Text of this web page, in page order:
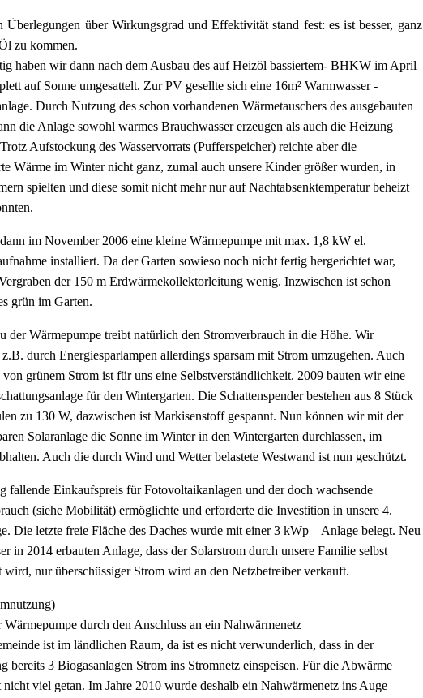
Überlegungen über Wirkungsgrad und Effektivität stand fest: es ist besser, ganz
zu kommen.
haben wir dann nach dem Ausbau des auf Heizöl bassiertem- BHKW im April
auf Sonne umgesattelt. Zur PV gesellte sich eine 16m² Warmwasser -
Durch Nutzung des schon vorhandenen Wärmetauschers des ausgebauten
die Anlage sowohl warmes Brauchwasser erzeugen als auch die Heizung
Aufstockung des Wasservorrats (Pufferspeicher) reichte aber die
Wärme im Winter nicht ganz, zumal auch unsere Kinder größer wurden, in
spielten und diese somit nicht mehr nur auf Nachtabsenktemperatur beheizt
im November 2006 eine kleine Wärmepumpe mit max. 1,8 kW el.
installiert. Da der Garten sowieso noch nicht fertig hergerichtet war,
der 150 m Erdwärmekollektorleitung wenig. Inzwischen ist schon
grün im Garten.
der Wärmepumpe treibt natürlich den Stromverbrauch in die Höhe. Wir
durch Energiesparlampen allerdings sparsam mit Strom umzugehen. Auch
grünem Strom ist für uns eine Selbstverständlichkeit. 2009 bauten wir eine
für den Wintergarten. Die Schattenspender bestehen aus 8 Stück
zu 130 W, dazwischen ist Markisenstoff gespannt. Nun können wir mit der
Solaranlage die Sonne im Winter in den Wintergarten durchlassen, im
Auch die durch Wind und Wetter belastete Westwand ist nun geschützt.
fallende Einkaufspreis für Fotovoltaikanlagen und der doch wachsende
(siehe Mobilität) ermöglichte und erforderte die Investition in unsere 4.
Die letzte freie Fläche des Daches wurde mit einer 3 kWp – Anlage belegt. Neu
in 2014 erbauten Anlage, dass der Solarstrom durch unsere Familie selbst
wird, nur überschüssiger Strom wird an den Netzbetreiber verkauft.
Wärmepumpe durch den Anschluss an ein Nahwärmenetz
ist im ländlichen Raum, da ist es nicht verwunderlich, dass in der
bereits 3 Biogasanlagen Strom ins Stromnetz einspeisen. Für die Abwärme
nicht viel getan. Im Jahre 2010 wurde deshalb ein Nahwärmenetz ins Auge